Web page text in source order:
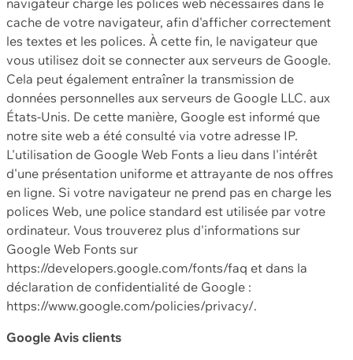
navigateur charge les polices web nécessaires dans le
cache de votre navigateur, afin d'afficher correctement
les textes et les polices. À cette fin, le navigateur que
vous utilisez doit se connecter aux serveurs de Google.
Cela peut également entraîner la transmission de
données personnelles aux serveurs de Google LLC. aux
États-Unis. De cette manière, Google est informé que
notre site web a été consulté via votre adresse IP.
L'utilisation de Google Web Fonts a lieu dans l'intérêt
d'une présentation uniforme et attrayante de nos offres
en ligne. Si votre navigateur ne prend pas en charge les
polices Web, une police standard est utilisée par votre
ordinateur. Vous trouverez plus d'informations sur
Google Web Fonts sur
https://developers.google.com/fonts/faq et dans la
déclaration de confidentialité de Google :
https://www.google.com/policies/privacy/.
Google Avis clients